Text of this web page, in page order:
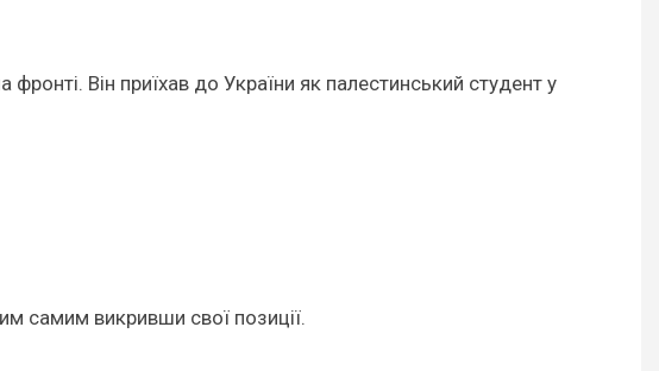
Він приїхав до України як палестинський студент у
самим викривши свої позиції.